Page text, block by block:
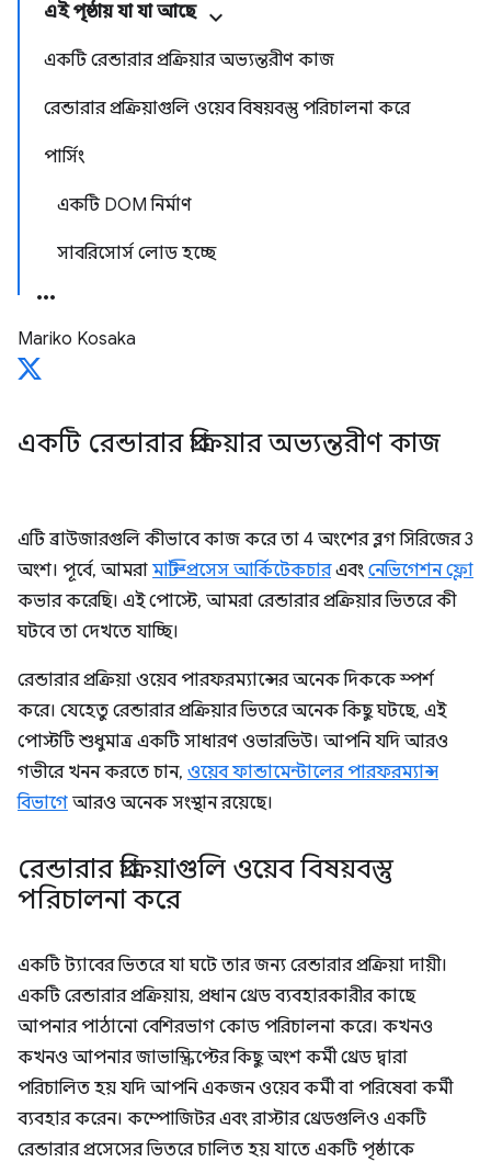
এই পৃষ্ঠায় যা যা আছে
একটি রেন্ডারার প্রক্রিয়ার অভ্যন্তরীণ কাজ
রেন্ডারার প্রক্রিয়াগুলি ওয়েব বিষয়বস্তু পরিচালনা করে
পার্সিং
একটি DOM নির্মাণ
সাবরিসোর্স লোড হচ্ছে
Mariko Kosaka
একটি রেন্ডারার প্রক্রিয়ার অভ্যন্তরীণ কাজ
এটি ব্রাউজারগুলি কীভাবে কাজ করে তা 4 অংশের ব্লগ সিরিজের 3
অংশ। পূর্বে, আমরা মাল্টি-প্রসেস আর্কিটেকচারএবং নেভিগেশন ফ্লো
কভার করেছি। এই পোস্টে, আমরা রেন্ডারার প্রক্রিয়ার ভিতরে কী
ঘটবে তা দেখতে যাচ্ছি।
রেন্ডারার প্রক্রিয়া ওয়েব পারফরম্যান্সের অনেক দিককে স্পর্শ
করে। যেহেতু রেন্ডারার প্রক্রিয়ার ভিতরে অনেক কিছু ঘটছে, এই
পোস্টটি শুধুমাত্র একটি সাধারণ ওভারভিউ। আপনি যদি আরও
গভীরে খনন করতে চান, ওয়েব ফান্ডামেন্টালের পারফরম্যান্স
বিভাগে আরও অনেক সংস্থান রয়েছে।
রেন্ডারার প্রক্রিয়াগুলি ওয়েব বিষয়বস্তু
পরিচালনা করে
একটি ট্যাবের ভিতরে যা ঘটে তার জন্য রেন্ডারার প্রক্রিয়া দায়ী।
একটি রেন্ডারার প্রক্রিয়ায়, প্রধান থ্রেড ব্যবহারকারীর কাছে
আপনার পাঠানো বেশিরভাগ কোড পরিচালনা করে। কখনও
কখনও আপনার জাভাস্ক্রিপ্টের কিছু অংশ কর্মী থ্রেড দ্বারা
পরিচালিত হয় যদি আপনি একজন ওয়েব কর্মী বা পরিষেবা কর্মী
ব্যবহার করেন। কম্পোজিটর এবং রাস্টার থ্রেডগুলিও একটি
রেন্ডারার প্রসেসের ভিতরে চালিত হয় যাতে একটি পৃষ্ঠাকে